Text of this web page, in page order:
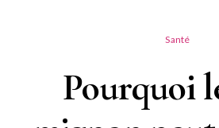
Santé
Pourquoi